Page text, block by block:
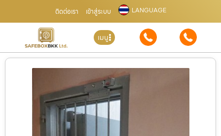
ติดต่อเรา เข้าสู่ระบบ LANGUAGE
เมนู